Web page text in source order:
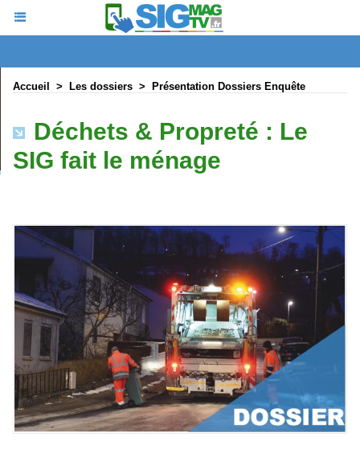
Accueil > Les dossiers > Présentation Dossiers Enquête
Déchets & Propreté : Le
SIG fait le ménage